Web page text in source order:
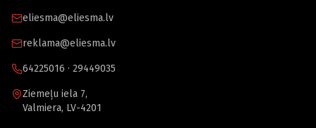
eliesma@eliesma.lv
reklama@eliesma.lv
64225016 · 29449035
Ziemeļu iela 7,
Valmiera, LV-4201